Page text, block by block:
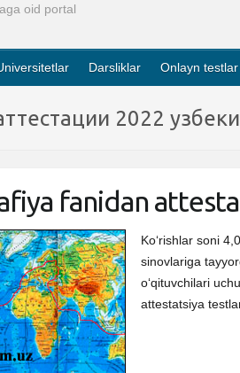
oid portal
Darsliklar Onlayn testlar
2022
fanidan
Ko‘rishlar soni
sinovlariga
o‘qituvchilari
attestatsiya